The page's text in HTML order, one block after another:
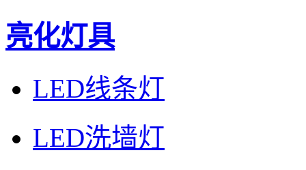
亮化灯具
LED线条灯
LED洗墙灯